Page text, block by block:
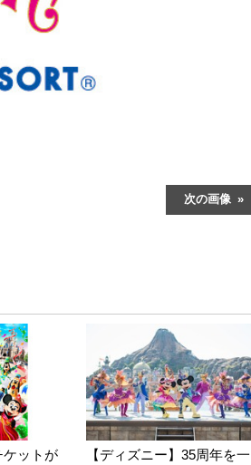
次の画像
ケットが
【ディズニー】35周年を一